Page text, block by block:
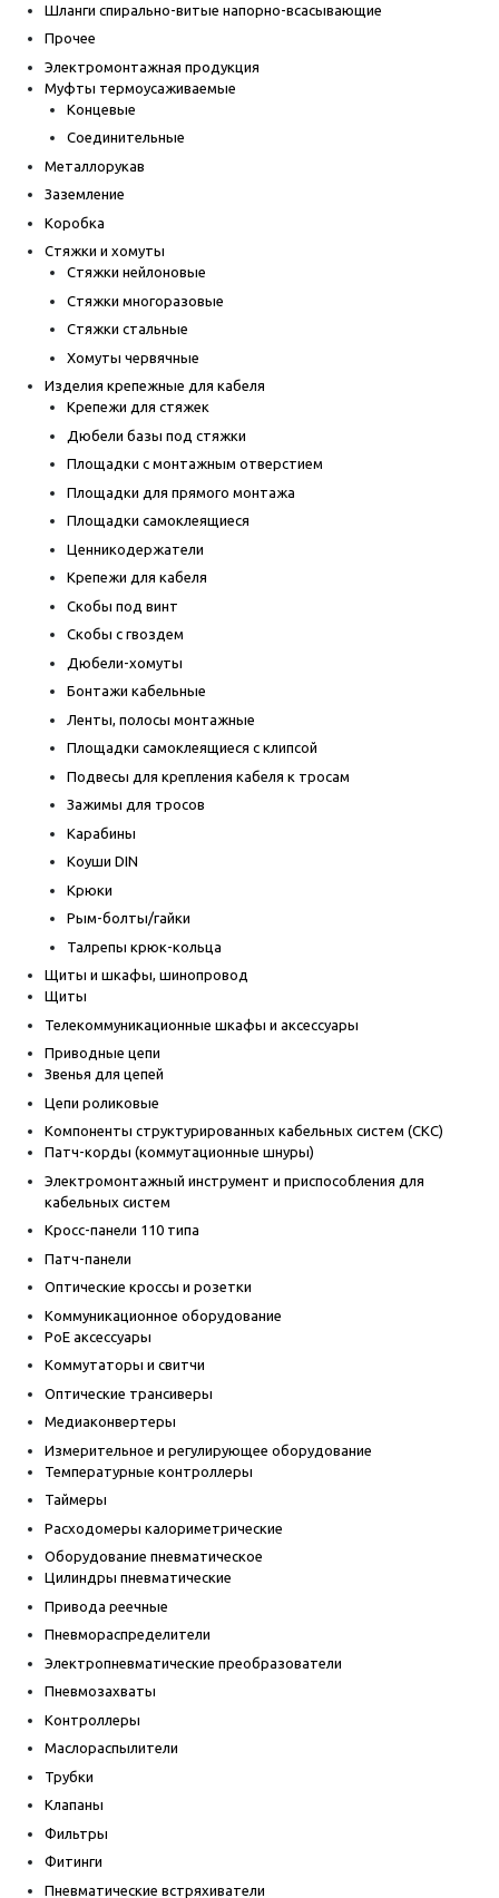
Шланги спирально-витые напорно-всасывающие
Прочее
Электромонтажная продукция
Муфты термоусаживаемые
Концевые
Соединительные
Металлорукав
Заземление
Коробка
Стяжки и хомуты
Стяжки нейлоновые
Стяжки многоразовые
Стяжки стальные
Хомуты червячные
Изделия крепежные для кабеля
Крепежи для стяжек
Дюбели базы под стяжки
Площадки с монтажным отверстием
Площадки для прямого монтажа
Площадки самоклеящиеся
Ценникодержатели
Крепежи для кабеля
Скобы под винт
Скобы с гвоздем
Дюбели-хомуты
Бонтажи кабельные
Ленты, полосы монтажные
Площадки самоклеящиеся с клипсой
Подвесы для крепления кабеля к тросам
Зажимы для тросов
Карабины
Коуши DIN
Крюки
Рым-болты/гайки
Талрепы крюк-кольца
Щиты и шкафы, шинопровод
Щиты
Телекоммуникационные шкафы и аксессуары
Приводные цепи
Звенья для цепей
Цепи роликовые
Компоненты структурированных кабельных систем (СКС)
Патч-корды (коммутационные шнуры)
Электромонтажный инструмент и приспособления для
кабельных систем
Кросс-панели 110 типа
Патч-панели
Оптические кроссы и розетки
Коммуникационное оборудование
PoE аксессуары
Коммутаторы и свитчи
Оптические трансиверы
Медиаконвертеры
Измерительное и регулирующее оборудование
Температурные контроллеры
Таймеры
Расходомеры калориметрические
Оборудование пневматическое
Цилиндры пневматические
Привода реечные
Пневмораспределители
Электропневматические преобразователи
Пневмозахваты
Контроллеры
Маслораспылители
Трубки
Клапаны
Фильтры
Фитинги
Пневматические встряхиватели